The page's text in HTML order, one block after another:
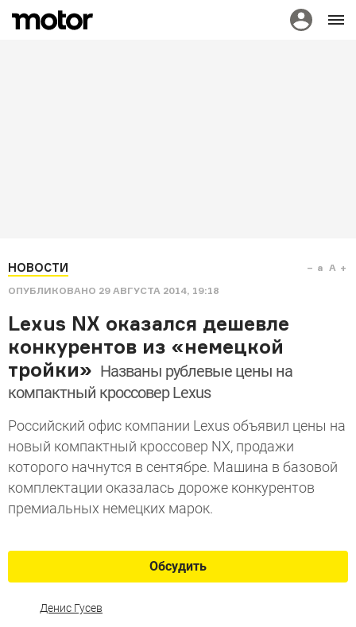
НОВОСТИ
ОПУБЛИКОВАНО 29 АВГУСТА 2014, 19:18
a A
Lexus NX оказался дешевле
конкурентов из «немецкой
тройки» Названы рублевые цены на
компактный кроссовер Lexus
Российский офис компании Lexus объявил цены на
новый компактный кроссовер NX, продажи
которого начнутся в сентябре. Машина в базовой
комплектации оказалась дороже конкурентов
премиальных немецких марок.
Обсудить
Денис Гусев